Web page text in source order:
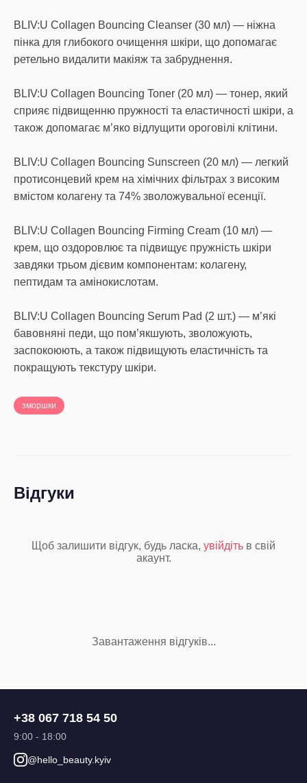
BLIV:U Collagen Bouncing Cleanser (30 мл) — ніжна
пінка для глибокого очищення шкіри, що допомагає
ретельно видалити макіяж та забруднення.
BLIV:U Collagen Bouncing Toner (20 мл) — тонер, який
сприяє підвищенню пружності та еластичності шкіри, а
також допомагає м’яко відлущити ороговілі клітини.
BLIV:U Collagen Bouncing Sunscreen (20 мл) — легкий
протисонцевий крем на хімічних фільтрах з високим
вмістом колагену та 74% зволожувальної есенції.
BLIV:U Collagen Bouncing Firming Cream (10 мл) —
крем, що оздоровлює та підвищує пружність шкіри
завдяки трьом дієвим компонентам: колагену,
пептидам та амінокислотам.
BLIV:U Collagen Bouncing Serum Pad (2 шт.) — м’які
бавовняні педи, що пом’якшують, зволожують,
заспокоюють, а також підвищують еластичність та
зморшки
Відгуки
Щоб залишити відгук, будь ласка, увійдіть в свій
акаунт.
Завантаження відгуків...
+38 067 718 54 50
9:00 - 18:00
@hello_beauty.kyiv